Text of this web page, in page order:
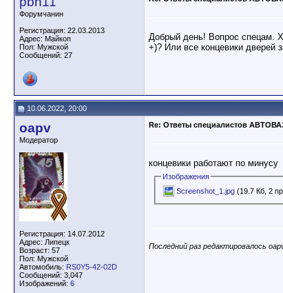
Форумчанин
Регистрация: 22.03.2013
Адрес: Майкоп
Пол: Мужской
Сообщений: 27
Добрый день! Вопрос спецам.
+)? Или все концевики дверей
10.06.2022, 20:00
oapv
Модератор
Регистрация: 14.07.2012
Адрес: Липецк
Возраст: 57
Пол: Мужской
Автомобиль: RS0Y5-42-02D
Сообщений: 3,047
Изображений: 6
Re: Ответы специалистов
концевики работают по минусу
Изображения
Screenshot_1.jpg (19.7 Кб, 2
Последний раз редактировалось